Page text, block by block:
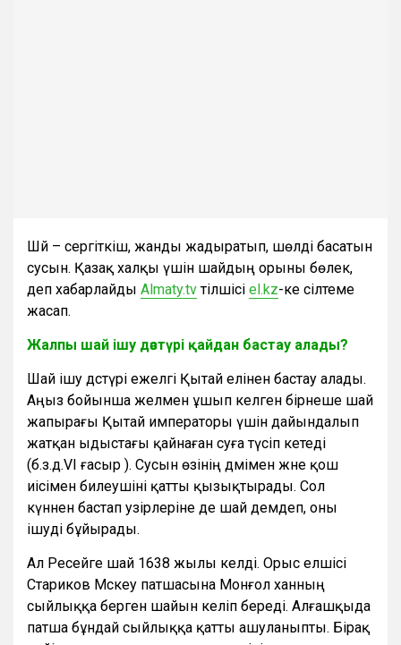
Шәй – сергіткіш, жанды жадыратып, шөлді басатын
сусын. Қазақ халқы үшін шайдың орыны бөлек,
деп хабарлайды Аlmaty.tvтілшісі el.kz-ке сілтеме
жасап.
Жалпы шай ішу дәстүрі қайдан бастау алады?
Шай ішу дәстүрі ежелгі Қытай елінен бастау алады.
Аңыз бойынша желмен ұшып келген бірнеше шай
жапырағы Қытай императоры үшін дайындалып
жатқан ыдыстағы қайнаған суға түсіп кетеді
(б.з.д.VI ғасыр ). Сусын өзінің дәмімен және қош
иісімен билеушіні қатты қызықтырады. Сол
күннен бастап уәзірлеріне де шай демдеп, оны
ішуді бұйырады.
Ал Ресейге шай 1638 жылы келді. Орыс елшісі
Стариков Мәскеу патшасына Монғол ханның
сыйлыққа берген шайын әкеліп береді. Алғашқыда
патша бұндай сыйлыққа қатты ашуланыпты. Бірақ